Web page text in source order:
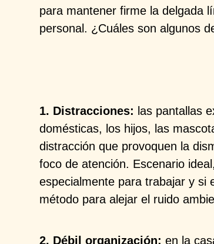
para mantener firme la delgada
personal. ¿Cuáles son algunos
1. Distracciones: las pantallas
domésticas, los hijos, las
distracción que provoquen la
foco de atención. Escenario
especialmente para trabajar y
método para alejar el ruido
2. Débil organización: en la